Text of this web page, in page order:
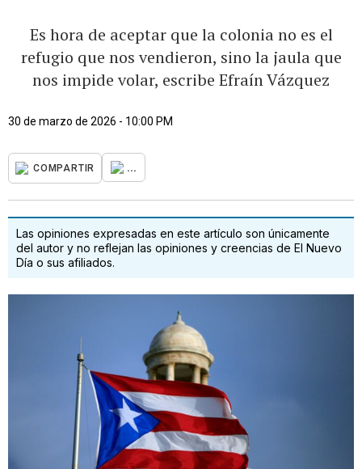
Es hora de aceptar que la colonia no es el
refugio que nos vendieron, sino la jaula que
nos impide volar, escribe Efraín Vázquez
30 de marzo de 2026 - 10:00 PM
COMPARTIR ...
Las opiniones expresadas en este artículo son únicamente
del autor y no reflejan las opiniones y creencias de El Nuevo
Día o sus afiliados.